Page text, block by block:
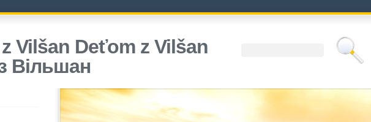
Vilšan Deťom z Vilšan
Вiльшан